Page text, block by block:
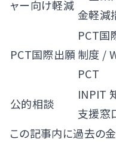
ャー向け軽減
金軽減
PCT国際出願
PCT国
制度 /
PCT
公的相談
INPIT
支援窓
この記事内に過去の